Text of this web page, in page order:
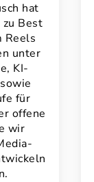
hat
zu Best
Reels
unter
KI-
für
offene
wir